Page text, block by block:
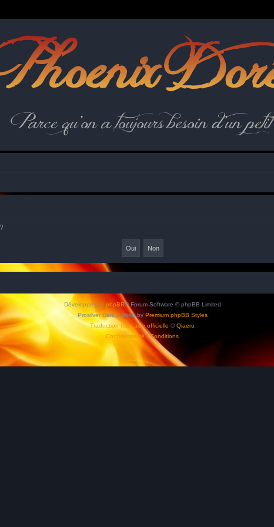
Parce qu'on a toujours besoin d'un
Développé par phpBB® Forum Software © phpBB Limited
Prosilver Dark Edition by Premium phpBB Styles
Traduction française officielle ©Qiaeru
Confidentialité|Conditions